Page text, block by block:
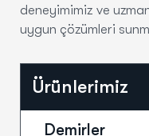
Ürünlerimiz
Demirler
deneyimimiz ve
uygun çözümleri